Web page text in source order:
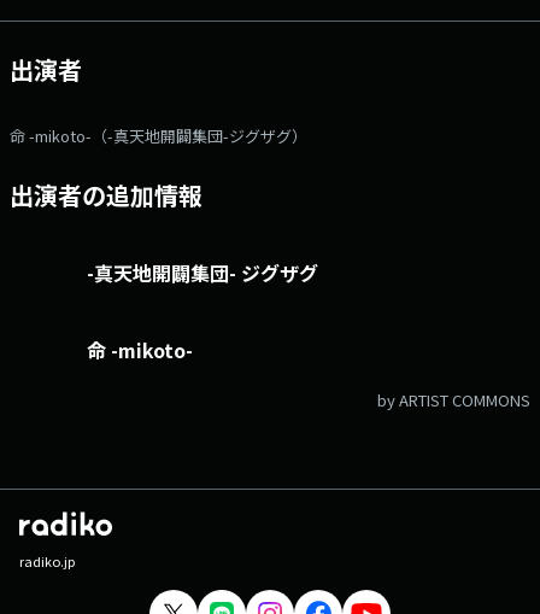
出演者
命 -mikoto-（-真天地開闢集団-ジグザグ）
出演者の追加情報
-真天地開闢集団- ジグザグ
命 -mikoto-
by ARTIST COMMONS
radiko.jp